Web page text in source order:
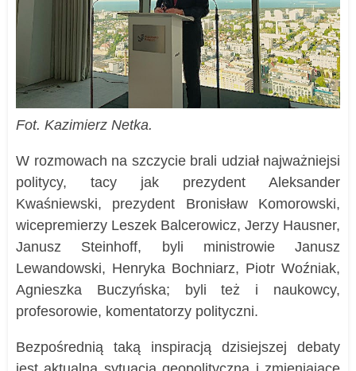
Fot. Kazimierz Netka.
W rozmowach na szczycie brali udział najważniejsi
politycy, tacy jak prezydent Aleksander
Kwaśniewski, prezydent Bronisław Komorowski,
wicepremierzy Leszek Balcerowicz, Jerzy Hausner,
Janusz Steinhoff, byli ministrowie Janusz
Lewandowski, Henryka Bochniarz, Piotr Woźniak,
Agnieszka Buczyńska; byli też i naukowcy,
profesorowie, komentatorzy polityczni.
Bezpośrednią taką inspiracją dzisiejszej debaty